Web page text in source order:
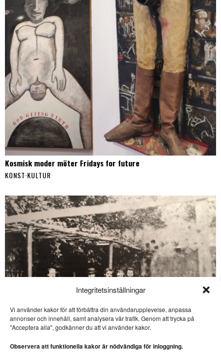
Integritetsinställningar
Vi använder kakor för att förbättra din användarupplevelse, anpassa
annonser och innehåll, samt analysera vår trafik. Genom att trycka på
"Acceptera alla", godkänner du att vi använder kakor.
Observera att funktionella kakor är nödvändiga för inloggning.
Kosmisk moder möter Fridays for future
KONST·KULTUR
SE ÄVEN
stilrent om en särling